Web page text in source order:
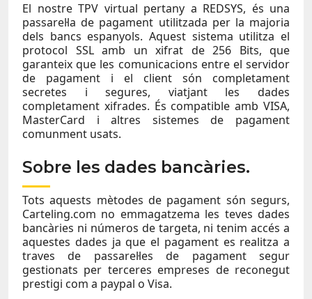
El nostre TPV virtual pertany a REDSYS, és una
passarel·la de pagament utilitzada per la majoria
dels bancs espanyols. Aquest sistema utilitza el
protocol SSL amb un xifrat de 256 Bits, que
garanteix que les comunicacions entre el servidor
de pagament i el client són completament
secretes i segures, viatjant les dades
completament xifrades. És compatible amb VISA,
MasterCard i altres sistemes de pagament
comunment usats.
Sobre les dades bancàries.
Tots aquests mètodes de pagament són segurs,
Carteling.com no emmagatzema les teves dades
bancàries ni números de targeta, ni tenim accés a
aquestes dades ja que el pagament es realitza a
traves de passarel·les de pagament segur
gestionats per terceres empreses de reconegut
prestigi com a paypal o Visa.